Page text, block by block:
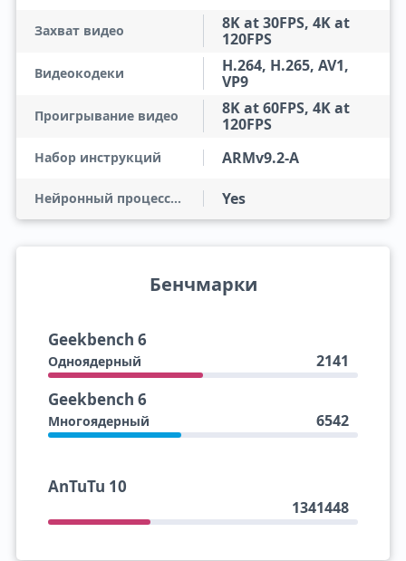
Захват видео
8K at 30FPS, 4K at
120FPS
Видеокодеки
H.264, H.265, AV1,
VP9
Проигрывание видео
8K at 60FPS, 4K at
120FPS
Набор инструкций ARMv9.2-A
Нейронный процессор (NPU) Yes
Бенчмарки
Geekbench 6
Одноядерный 2141
Geekbench 6
Многоядерный 6542
AnTuTu 10
1341448